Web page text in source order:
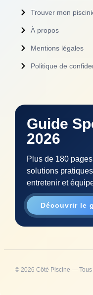
Trouver mon
À propos
Mentions légales
Politique de
Guide
2026
Plus de 180
solutions
entretenir et
Découvrir le
© 2026 Côté Piscine — Tous